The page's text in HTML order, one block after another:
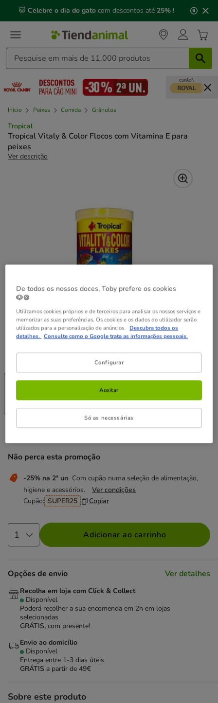
mensagem,
🐱 Celebre o dia do gato com descontos até 25% !
Início Peixes Comida Grânulos
Tropical
Tropical Vitaly & Color Flocos com Vitamina E para
peixes
Ver descrição
Formato:250 ml
-25% na 2ª
un.
3.49€
(34.90€ / l)
-25% na 2ª
un.
7.89€
(31.56€ / l)
Não perca esta promoção
-25% na 2ª un Com cupão numa seleção de alimentação,
higiene e acessórios.
Ver condições
Cupão: SUPER25 Copiar
Adicionar ao carrinho
Opções de envio Ver detalhes
Recolha em loja com Click & Collect
Disponível
Poderá recolher a sua encomenda em 2h em lojas
selecionadas
GRÁTIS, com presente!
Envio ao domicílio
Disponível
Entrega entre 1-3 dias úteis
GRÁTIS a partir de 49€
Sobre este produto
De todos os nossos doces, Toby prefere os cookies
🐶🍪
Utilizamos cookies próprios e de terceiros para analisar os nossos serviços e
memorizar as suas preferências. Os cookies e os dados do utilizador serão
utilizados para a personalização de anúncios. Descubra todos os
detalhes. Consulte como o Google trata as informações pessoais.
Configurar
Só as necessárias
Aceitar